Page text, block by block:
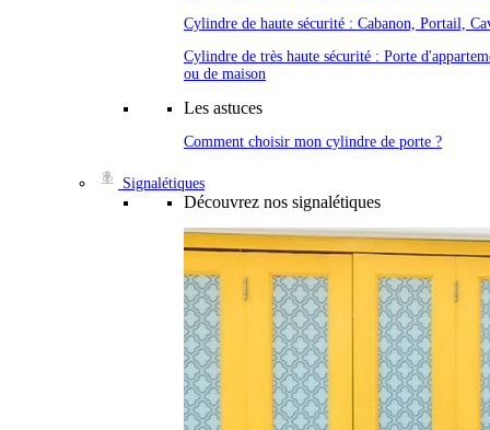
Cylindre de haute sécurité : Cabanon, Portail,
Cylindre de très haute sécurité : Porte
ou de maison
Les astuces
Comment choisir mon cylindre de porte ?
Signalétiques
Découvrez nos signalétiques